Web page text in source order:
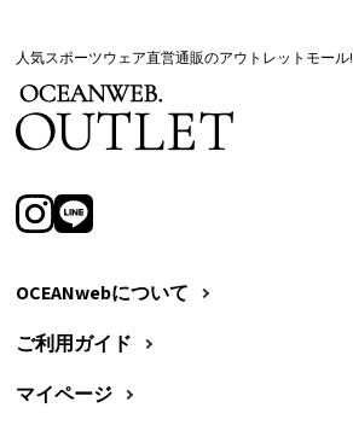
人気スポーツウェア直営通販のアウトレットモール!
OCEANwebについて
ご利用ガイド
マイページ